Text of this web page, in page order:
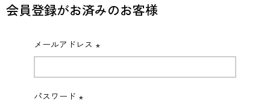
会員登録がお済みのお客様
メールアドレス
(必
パスワード